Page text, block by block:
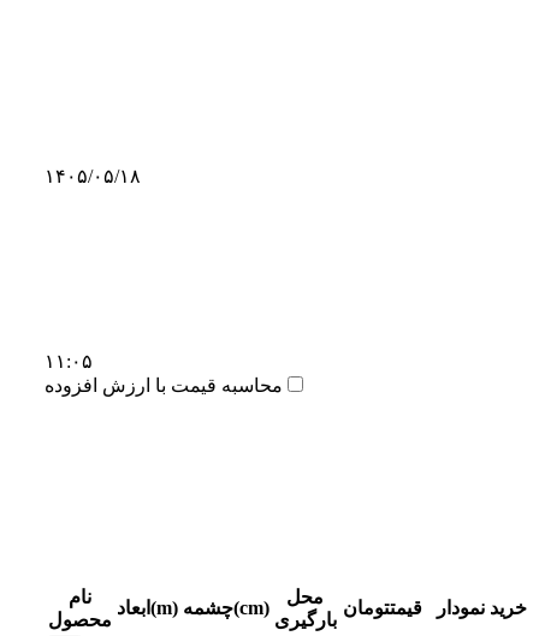
۱۴۰۵/۰۵/۱۸
۱۱:۰۵
محاسبه قیمت با ارزش افزوده
نام
محصول
ابعاد(m) چشمه(cm)
محل
بارگیری
قیمتتومان نمودار خرید